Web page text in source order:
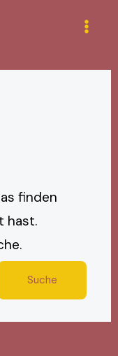
finden
hast.